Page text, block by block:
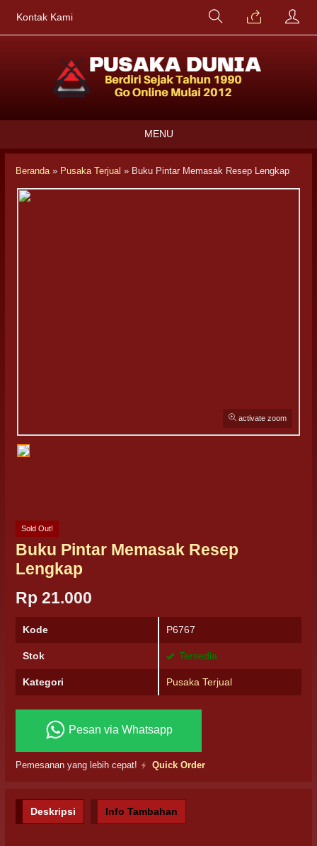
Kontak Kami
MENU
Beranda» Pusaka Terjual » Buku Pintar Memasak Resep Lengkap
activate zoom
Sold Out!
Buku Pintar Memasak Resep
Lengkap
Rp 21.000
Kode P6767
Stok Tersedia
Kategori Pusaka Terjual
Pesan via Whatsapp
Pemesanan yang lebih cepat! Quick Order
Deskripsi Info Tambahan